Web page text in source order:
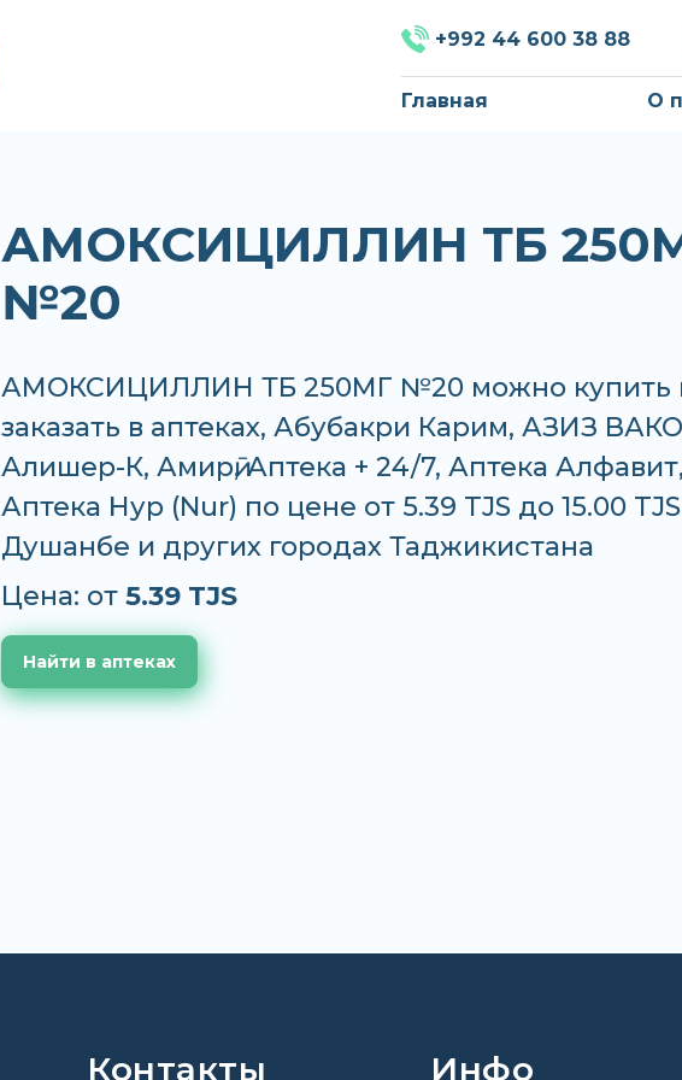
+992 44 600 38 88
Главная О
АМОКСИЦИЛЛИН ТБ
№20
АМОКСИЦИЛЛИН ТБ 250МГ №20 можно купить
заказать в аптеках, Абубакри Карим, АЗИЗ
Алишер-К, Амирӣ, Аптека + 24/7, Аптека Алфавит,
Аптека Нур (Nur) по цене от 5.39 TJS до 15.00
Душанбе и других городах Таджикистана
Цена: от 5.39 TJS
Найти в аптеках
Контакты Инфо